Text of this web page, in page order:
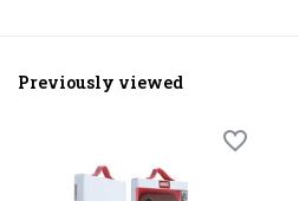
Previously viewed